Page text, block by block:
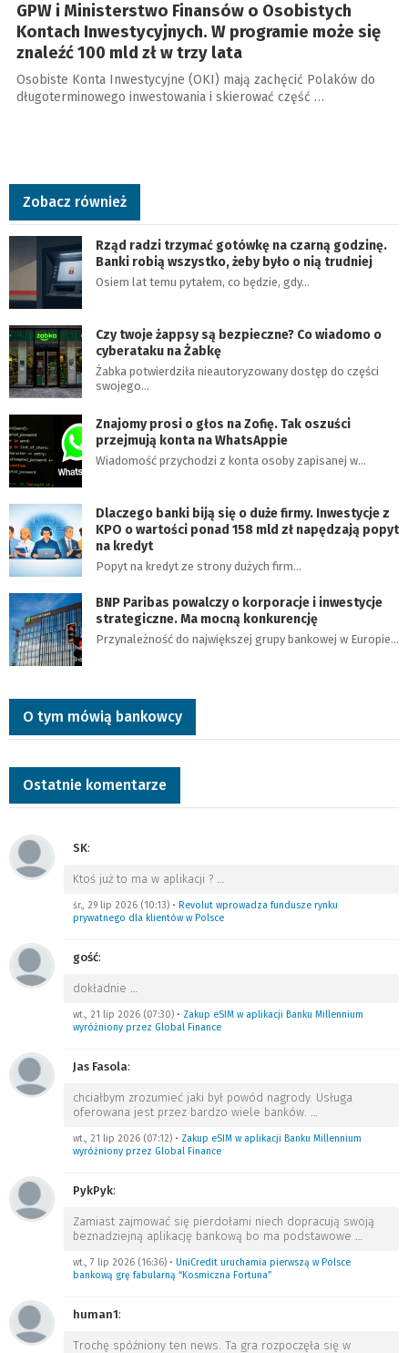
GPW i Ministerstwo Finansów o Osobistych
Kontach Inwestycyjnych. W programie może się
znaleźć 100 mld zł w trzy lata
Osobiste Konta Inwestycyjne (OKI) mają zachęcić Polaków do
długoterminowego inwestowania i skierować część …
Zobacz również
Rząd radzi trzymać gotówkę na czarną godzinę.
Banki robią wszystko, żeby było o nią trudniej
Osiem lat temu pytałem, co będzie, gdy…
Czy twoje żappsy są bezpieczne? Co wiadomo o
cyberataku na Żabkę
Żabka potwierdziła nieautoryzowany dostęp do części
swojego…
Znajomy prosi o głos na Zofię. Tak oszuści
przejmują konta na WhatsAppie
Wiadomość przychodzi z konta osoby zapisanej w…
Dlaczego banki biją się o duże firmy. Inwestycje z
KPO o wartości ponad 158 mld zł napędzają popyt
na kredyt
Popyt na kredyt ze strony dużych firm…
BNP Paribas powalczy o korporacje i inwestycje
strategiczne. Ma mocną konkurencję
Przynależność do największej grupy bankowej w Europie…
O tym mówią bankowcy
Ostatnie komentarze
SK:
Ktoś już to ma w aplikacji ? …
śr., 29 lip 2026 (10:13) • Revolut wprowadza fundusze rynku
prywatnego dla klientów w Polsce
gość:
dokładnie …
wt., 21 lip 2026 (07:30) • Zakup eSIM w aplikacji Banku Millennium
wyróżniony przez Global Finance
Jas Fasola:
chciałbym zrozumieć jaki był powód nagrody. Usługa
oferowana jest przez bardzo wiele banków. …
wt., 21 lip 2026 (07:12) • Zakup eSIM w aplikacji Banku Millennium
wyróżniony przez Global Finance
PykPyk:
Zamiast zajmować się pierdołami niech dopracują swoją
beznadziejną aplikację bankową bo ma podstawowe …
wt., 7 lip 2026 (16:36) • UniCredit uruchamia pierwszą w Polsce
bankową grę fabularną “Kosmiczna Fortuna”
human1:
Trochę spóźniony ten news. Ta gra rozpoczęła się w